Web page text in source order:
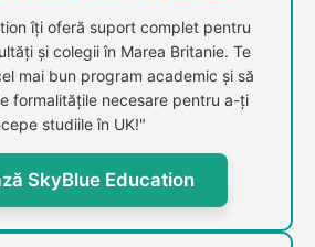
îți oferă suport complet pentru
și colegii în Marea Britanie. Te
mai bun program academic și să
formalitățile necesare pentru a-ți
studiile în UK!"
SkyBlue Education